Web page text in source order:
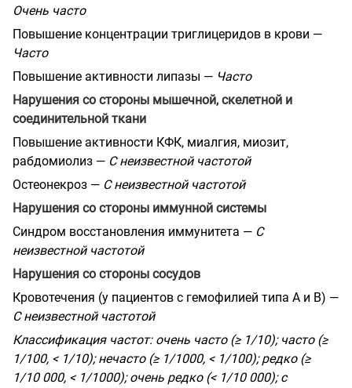
Очень часто
Повышение концентрации триглицеридов в крови —
Часто
Повышение активности липазы — Часто
Нарушения со стороны мышечной, скелетной и
соединительной ткани
Повышение активности КФК, миалгия, миозит,
рабдомиолиз — С неизвестной частотой
Остеонекроз — С неизвестной частотой
Нарушения со стороны иммунной системы
Синдром восстановления иммунитета — С
неизвестной частотой
Нарушения со стороны сосудов
Кровотечения (у пациентов с гемофилией типа А и В) —
С неизвестной частотой
Классификация частот: очень часто (≥ 1/10); часто (≥
1/100, < 1/10); нечасто (≥ 1/1000, < 1/100); редко (≥
1/10 000, < 1/1000); очень редко (< 1/10 000); с